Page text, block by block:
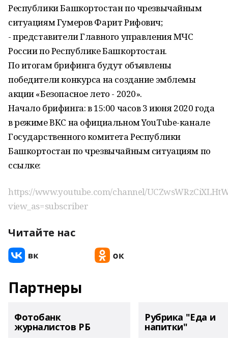
Республики Башкортостан по чрезвычайным
ситуациям Гумеров Фарит Рифович;
- представители Главного управления МЧС
России по Республике Башкортостан.
По итогам брифинга будут объявлены
победители конкурса на создание эмблемы
акции «Безопасное лето - 2020».
Начало брифинга: в 15:00 часов 3 июня 2020 года
в режиме ВКС на официальном YouTube-канале
Государственного комитета Республики
Башкортостан по чрезвычайным ситуациям по
ссылке:
https://www.youtube.com/channel/
view_as=subscriber
Читайте нас
Партнеры
Фотобанк
журналистов РБ
Рубрика "Еда и
напитки"